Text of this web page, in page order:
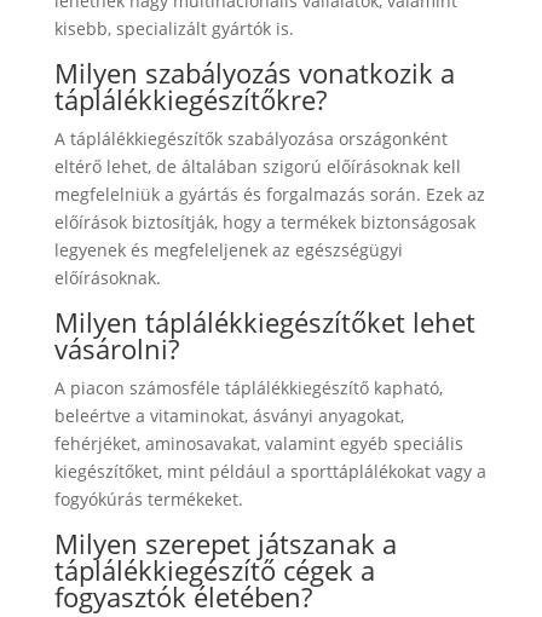
kisebb, specializált gyártók is.
Milyen szabályozás vonatkozik a
táplálékkiegészítőkre?
A táplálékkiegészítők szabályozása országonként
eltérő lehet, de általában szigorú előírásoknak kell
megfelelniük a gyártás és forgalmazás során. Ezek az
előírások biztosítják, hogy a termékek biztonságosak
legyenek és megfeleljenek az egészségügyi
előírásoknak.
Milyen táplálékkiegészítőket lehet
vásárolni?
A piacon számosféle táplálékkiegészítő kapható,
beleértve a vitaminokat, ásványi anyagokat,
fehérjéket, aminosavakat, valamint egyéb speciális
kiegészítőket, mint például a sporttáplálékokat vagy a
fogyókúrás termékeket.
Milyen szerepet játszanak a
táplálékkiegészítő cégek a
fogyasztók életében?